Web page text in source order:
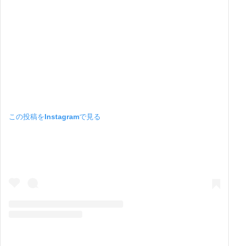
この投稿をInstagramで見る